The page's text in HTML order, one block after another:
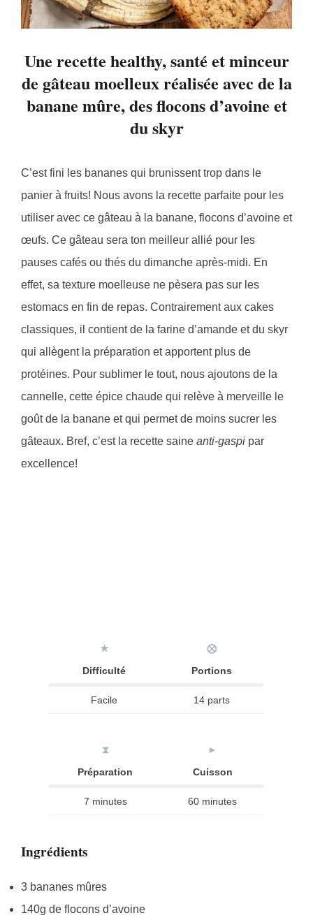
Une recette healthy, santé et minceur
de gâteau moelleux réalisée avec de la
banane mûre, des flocons d’avoine et
du skyr
C’est fini les bananes qui brunissent trop dans le
panier à fruits! Nous avons la recette parfaite pour les
utiliser avec ce gâteau à la banane, flocons d’avoine et
œufs. Ce gâteau sera ton meilleur allié pour les
pauses cafés ou thés du dimanche après-midi. En
effet, sa texture moelleuse ne pèsera pas sur les
estomacs en fin de repas. Contrairement aux cakes
classiques, il contient de la farine d’amande et du skyr
qui allègent la préparation et apportent plus de
protéines. Pour sublimer le tout, nous ajoutons de la
cannelle, cette épice chaude qui relève à merveille le
goût de la banane et qui permet de moins sucrer les
gâteaux. Bref, c’est la recette saine anti-gaspi par
excellence!
★
Difficulté
⨂
Portions
Facile 14 parts
⧗
Préparation
►
Cuisson
7 minutes 60 minutes
Ingrédients
3 bananes mûres
140g de flocons d’avoine